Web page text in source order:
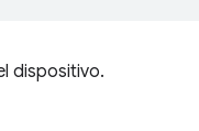
dispositivo.